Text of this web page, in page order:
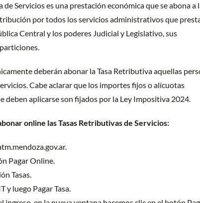
de Servicios es una prestación económica que se abona a
por todos los servicios administrativos que
Central y los poderes Judicial y Legislativo, sus
deberán abonar la Tasa Retributiva aquellas
Cabe aclarar que los importes fijos o alícuotas
deben aplicarse son fijados por la Ley Impositiva 2024.
online las Tasas Retributivas de Servicios:
Pagar Online.
Tasas.
y luego Pagar Tasa.